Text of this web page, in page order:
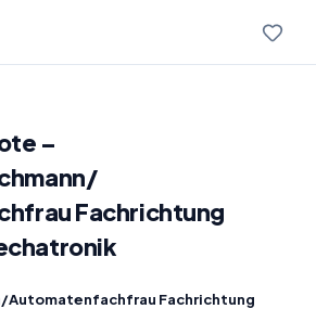
–
/
Fachrichtung
Automatenfachfrau Fachrichtung